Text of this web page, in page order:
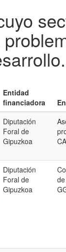
Entidad
financiadora
Diputación
Foral de
Gipuzkoa
Diputación
Foral de
Gipuzkoa